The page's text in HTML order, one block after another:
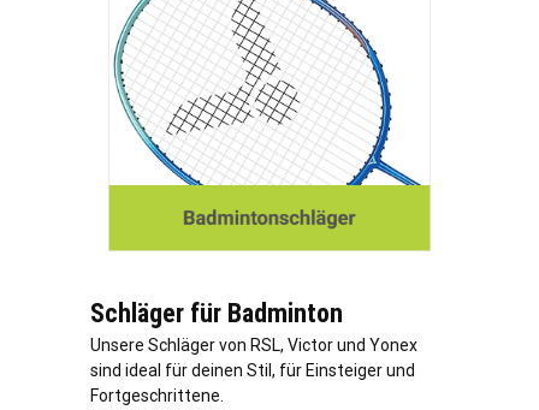
Schläger für Badminton
Unsere Schläger von RSL, Victor und Yonex
sind ideal für deinen Stil, für Einsteiger und
Fortgeschrittene.